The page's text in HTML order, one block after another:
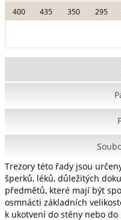
400
435 350 295
Trezory této řady jsou
šperků, léků, důležitých
předmětů, které mají být
osmnácti základních
k ukotvení do stěny nebo do